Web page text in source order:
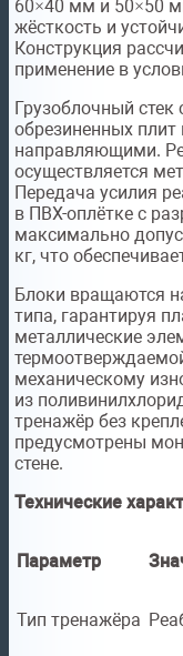
60×40 мм и 50×50
жёсткость и
Конструкция
применение в
Грузоблочный стек
обрезиненных
направляющими.
осуществляется
Передача усилия
в ПВХ-оплётке с
максимально
кг, что
Блоки вращаются
типа, гарантируя
металлические
механическому
из
тренажёр без
предусмотрены
стене.
Технические
Параметр
Тип тренажёра